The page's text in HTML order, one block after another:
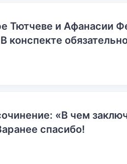
Тютчеве и Афанасии
конспекте
«В чем
спасибо!